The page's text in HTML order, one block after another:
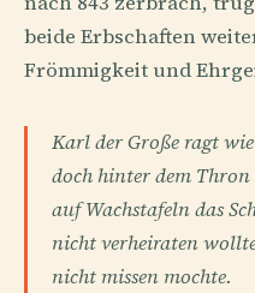
beide Erbschaften
Frömmigkeit und
Karl der Große ragt
doch hinter dem
auf Wachstafeln das
nicht verheiraten
nicht missen mochte.